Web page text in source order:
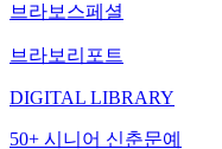
브라보스페셜
브라보리포트
DIGITAL LIBRARY
50+ 시니어 신춘문예